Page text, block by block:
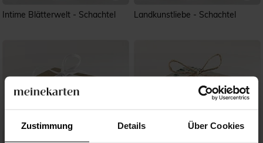
Zustimmung Details Über Cookies
Intime Blätterwelt - Schachtel Landkunstliebe - Schachtel